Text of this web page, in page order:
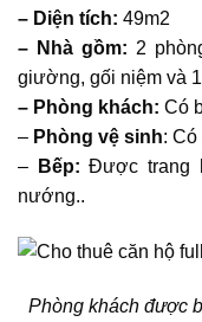
– Diện tích: 49m2
– Nhà gồm: 2
giường, gối niệm và
– Phòng khách: Có
– Phòng vệ sinh:
–
Bếp: Được trang
nướng..
Phòng khách được